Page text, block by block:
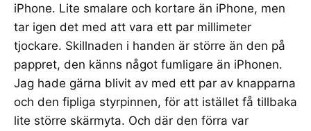
iPhone. Lite smalare och kortare än iPhone, men
tar igen det med att vara ett par millimeter
tjockare. Skillnaden i handen är större än den på
pappret, den känns något fumligare än iPhonen.
Jag hade gärna blivit av med ett par av knapparna
och den fipliga styrpinnen, för att istället få tillbaka
lite större skärmyta. Och där den förra var